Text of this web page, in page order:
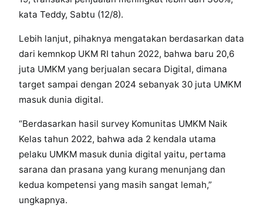
kata Teddy, Sabtu (12/8).
Lebih lanjut, pihaknya mengatakan berdasarkan data
dari kemnkop UKM RI tahun 2022, bahwa baru 20,6
juta UMKM yang berjualan secara Digital, dimana
target sampai dengan 2024 sebanyak 30 juta UMKM
masuk dunia digital.
“Berdasarkan hasil survey Komunitas UMKM Naik
Kelas tahun 2022, bahwa ada 2 kendala utama
pelaku UMKM masuk dunia digital yaitu, pertama
sarana dan prasana yang kurang menunjang dan
kedua kompetensi yang masih sangat lemah,”
ungkapnya.